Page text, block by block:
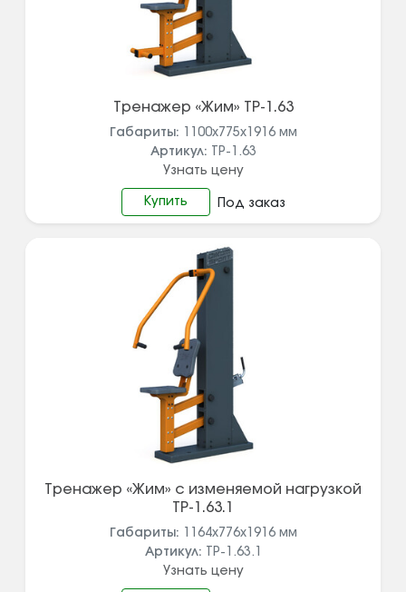
Тренажер «Жим» ТР-1.63
Габариты: 1100х775х1916 мм
Артикул: ТР-1.63
Узнать цену
Купить Под заказ
Тренажер «Жим» с изменяемой нагрузкой
ТР-1.63.1
Габариты: 1164х776х1916 мм
Артикул: ТР-1.63.1
Узнать цену